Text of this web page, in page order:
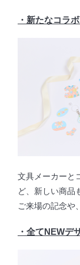
・ 新たなコラ
文具メーカーと
ど、新しい商品
ご来場の記念や
・ 全てNEWデ